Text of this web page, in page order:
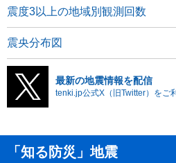
震度3以上の地域別観測回数
震央分布図
最新の地震情報を配信
tenki.jp公式X（旧Twitter）をご
「知る防災」地震